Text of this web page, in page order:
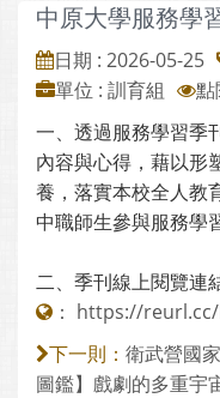
中原大學服務學
日期 : 2026-05-25
單位 : 訓育組
點
一、透過服務學習季
內容與心得，藉以形
養，落實本校全人教
中職師生參與服務學
二、季刊線上閱覽連
： https://
下一則： 衛武營國
圖鑑】戲劇的多重宇